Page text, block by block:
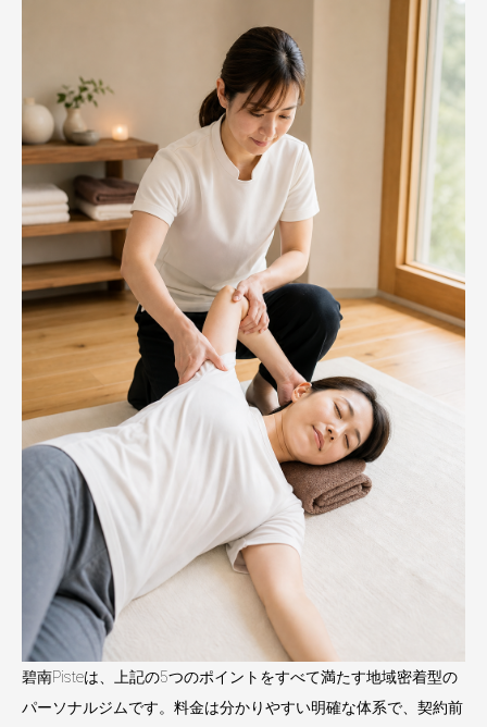
碧南Pisteは、上記の5つのポイントをすべて満たす地域密着型の
パーソナルジムです。料金は分かりやすい明確な体系で、契約前